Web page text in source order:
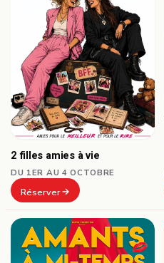
2 filles amies à vie
DU 1ER AU 4 OCTOBRE
Réserver